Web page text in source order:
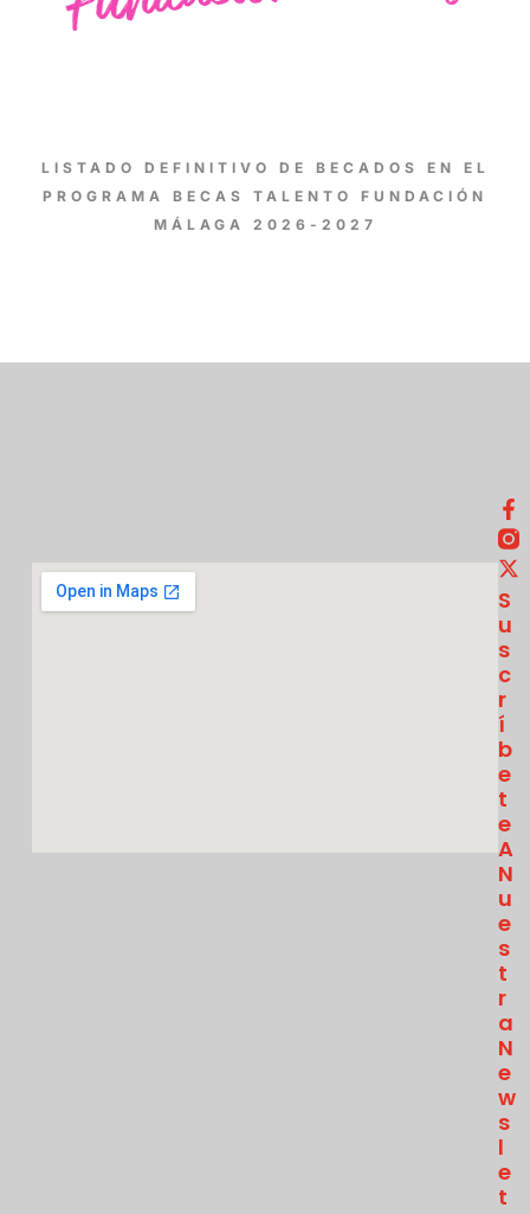
LISTADO DEFINITIVO DE BECADOS EN EL
PROGRAMA BECAS TALENTO FUNDACIÓN
MÁLAGA 2026-2027
S
U
S
C
R
Í
B
E
T
E
A
N
U
E
S
T
R
A
N
E
W
S
L
E
T